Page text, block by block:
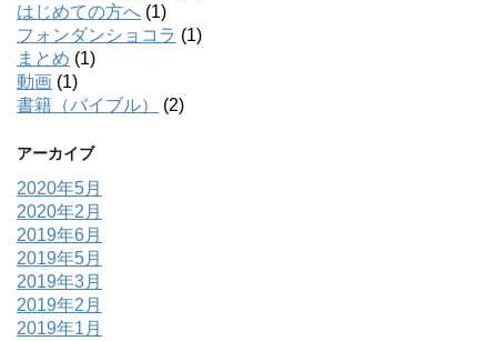
はじめての方へ (1)
フォンダンショコラ (1)
まとめ (1)
動画 (1)
書籍（バイブル）
(2)
アーカイブ
2020年5月
2020年2月
2019年6月
2019年5月
2019年3月
2019年2月
2019年1月